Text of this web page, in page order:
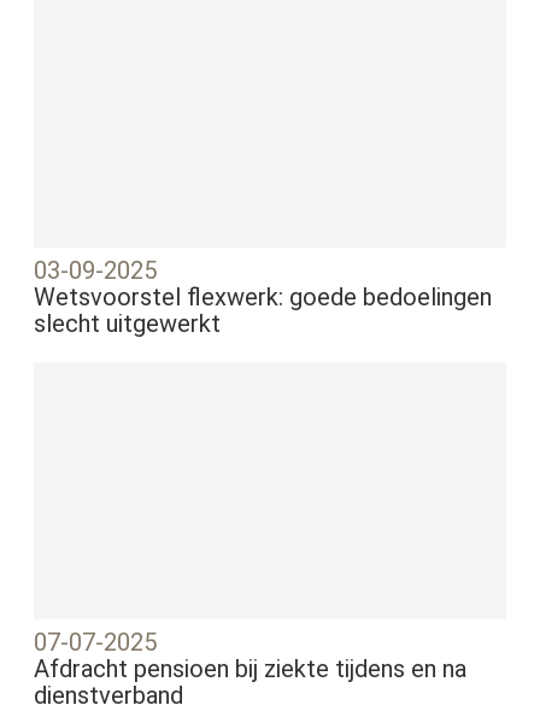
03-09-2025
Wetsvoorstel flexwerk: goede bedoelingen
slecht uitgewerkt
07-07-2025
Afdracht pensioen bij ziekte tijdens en na
dienstverband